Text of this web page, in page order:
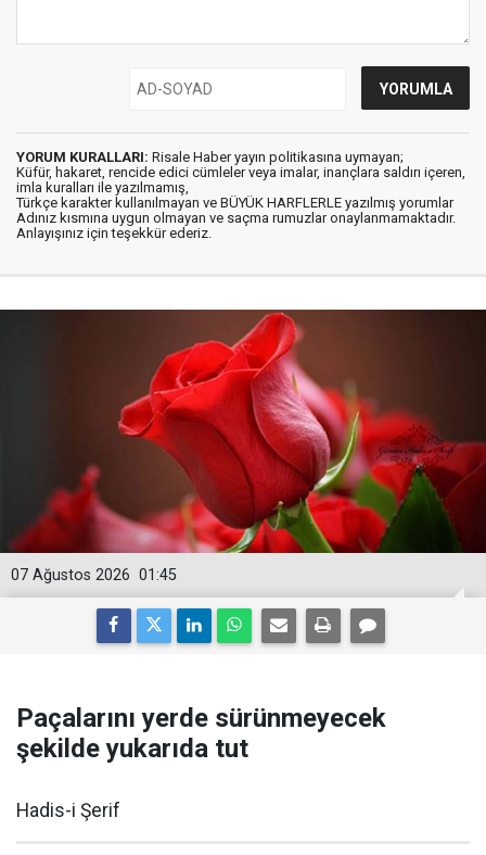
YORUM KURALLARI: Risale Haber yayın politikasına uymayan;
Küfür, hakaret, rencide edici cümleler veya imalar, inançlara saldırı içeren,
imla kuralları ile yazılmamış,
Türkçe karakter kullanılmayan ve BÜYÜK HARFLERLE yazılmış yorumlar
Adınız kısmına uygun olmayan ve saçma rumuzlar onaylanmamaktadır.
Anlayışınız için teşekkür ederiz.
01:45
07 Ağustos 2026
Paçalarını yerde sürünmeyecek
şekilde yukarıda tut
Hadis-i Şerif